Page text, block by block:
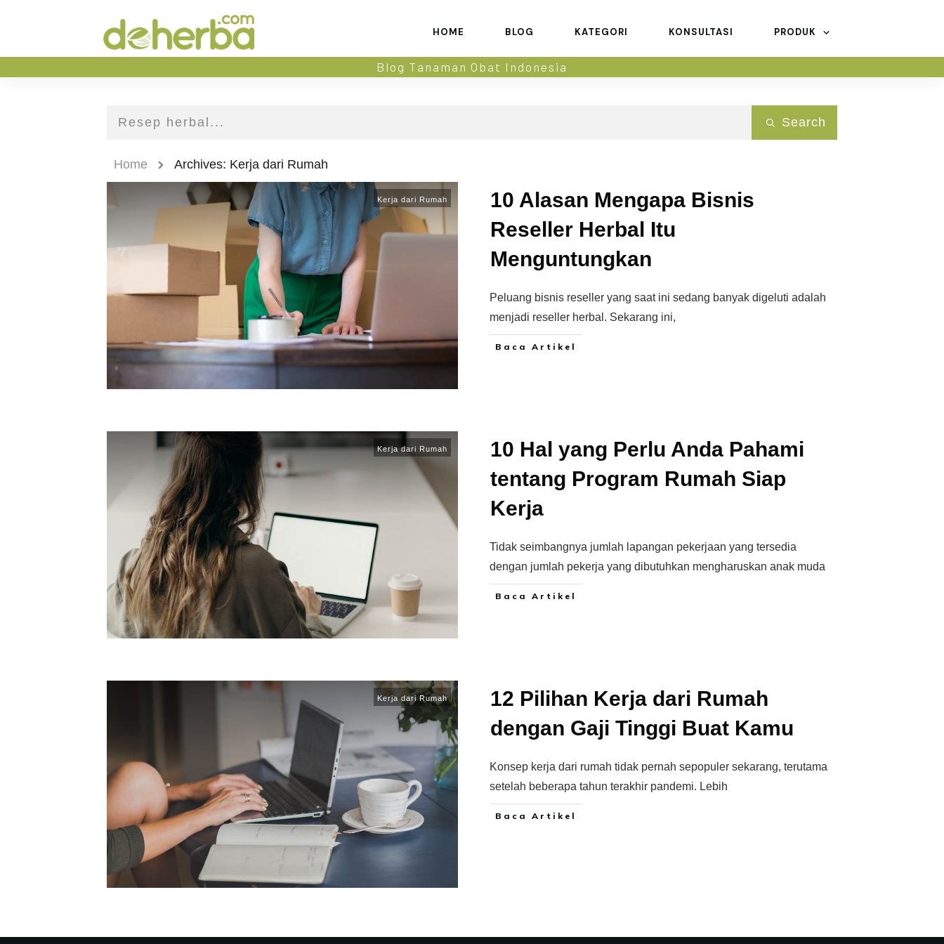
HOME BLOG KATEGORI KONSULTASI PRODUK
Blog Tanaman Obat Indonesia
Search
Home Archives: Kerja dari Rumah
Kerja dari Rumah
10 Alasan Mengapa Bisnis
Reseller Herbal Itu
Menguntungkan
Peluang bisnis reseller yang saat ini sedang banyak digeluti adalah
menjadi reseller herbal. Sekarang ini,
Baca Artikel
Kerja dari Rumah
10 Hal yang Perlu Anda Pahami
tentang Program Rumah Siap
Kerja
Tidak seimbangnya jumlah lapangan pekerjaan yang tersedia
dengan jumlah pekerja yang dibutuhkan mengharuskan anak muda
Baca Artikel
Kerja dari Rumah
12 Pilihan Kerja dari Rumah
dengan Gaji Tinggi Buat Kamu
Konsep kerja dari rumah tidak pernah sepopuler sekarang, terutama
setelah beberapa tahun terakhir pandemi. Lebih
Baca Artikel